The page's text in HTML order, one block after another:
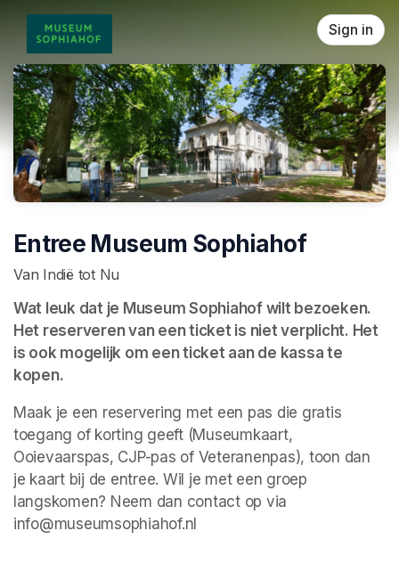
Skip header
Sign in
Entree Museum Sophiahof
Van Indië tot Nu
Wat leuk dat je Museum Sophiahof wilt bezoeken.
Het reserveren van een ticket is niet verplicht. Het
is ook mogelijk om een ticket aan de kassa te
kopen.
Maak je een reservering met een pas die gratis
toegang of korting geeft (Museumkaart,
Ooievaarspas, CJP-pas of Veteranenpas), toon dan
je kaart bij de entree. Wil je met een groep
langskomen? Neem dan contact op via
info@museumsophiahof.nl